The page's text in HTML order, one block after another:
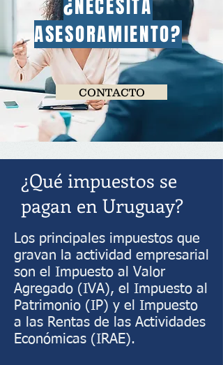
¿NECESITA
ASESORAMIENTO?
CONTACTO
¿Qué impuestos se
pagan en Uruguay?
Los principales impuestos que
gravan la actividad empresarial
son el Impuesto al Valor
Agregado (IVA), el Impuesto al
Patrimonio (IP) y el Impuesto
a las Rentas de las Actividades
Económicas (IRAE).